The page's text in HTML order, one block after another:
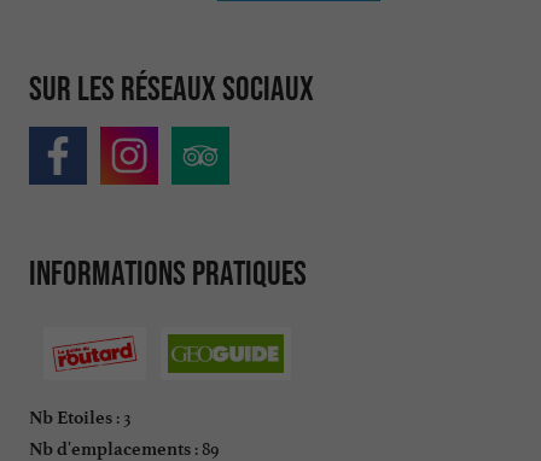
Sur les réseaux sociaux
Informations pratiques
Nb Etoiles : 3
Nb d'emplacements : 89